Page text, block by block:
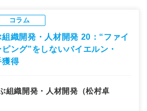
コラム
織開発・人材開発 20：“ファイ
ング”をしないバイエルン・
獲得
組織開発・人材開発（松村卓